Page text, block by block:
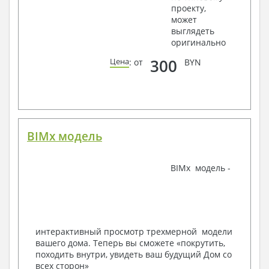
Ведомости расхода стали и бетона
3. Инженерный раздел (приобретается по желанию
Водоснабжение и канализация
канализации
Аксонометрическая схема водоснабжения и
канализации
Узлы и спецификация материалов
Спецификация материалов
Электротехнические решения:
проекту,
может
выглядеть
оригинально
Цена: от 300 BYN
BIMx модель
BIMx модель -
интерактивный просмотр трехмерной модели
вашего дома. Теперь вы сможете «покрутить,
походить внутри, увидеть ваш будущий Дом со
всех сторон»